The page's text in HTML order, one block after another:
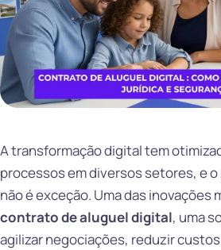
A transformação digital tem
processos em diversos setores, e
não é exceção. Uma das inovações
contrato de aluguel digital, uma
agilizar negociações, reduzir